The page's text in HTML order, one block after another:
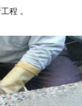
程 。